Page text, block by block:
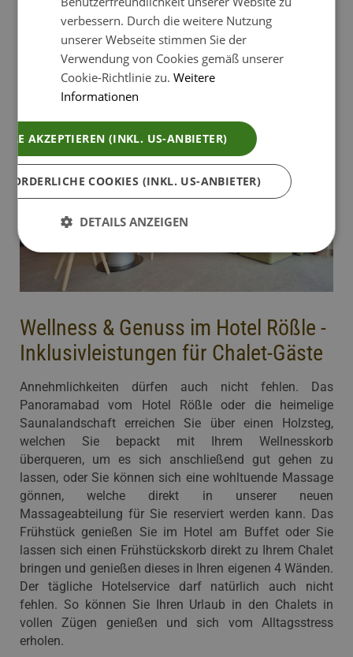
St. Blasien (4. größte Kuppelkirche der Welt), Hans-
Thoma- Museum (Heimatmaler) oder das Tinguely-
Museum in Basel. Das größte Gut ist aber die Natur. Die
Chalets und das Hotel Rößle befinden sich inmitten des
Naturparks Südschwarzwald.
Wellness & Genuss im Hotel Rößle -
Inklusivleistungen für Chalet-Gäste
Annehmlichkeiten dürfen auch nicht fehlen. Das
Panoramabad vom Hotel Rößle oder die heimelige
Saunalandschaft erreichen Sie über einen Holzsteg,
welchen Sie bepackt mit Ihrem Wellnesskorb
überqueren, um es sich anschließend gut gehen zu
lassen, oder Sie können sich eine wohltuende Massage
gönnen, welche direkt in unserer neuen
Massageabteilung für Sie reserviert werden kann. Das
Frühstück genießen Sie im Hotel am Buffet oder Sie
lassen sich einen Frühstückskorb direkt zu Ihrem Chalet
bringen und genießen dieses in Ihren eigenen 4 Wänden.
Der tägliche Hotelservice darf natürlich auch nicht
fehlen. So können Sie Ihren Urlaub in den Chalets in
vollen Zügen genießen und sich vom Alltagsstress
erholen.
verbessern. Durch die weitere Nutzung
unserer Webseite stimmen Sie der
Verwendung von Cookies gemäß unserer
Cookie-Richtlinie zu.Weitere
Informationen
AKZEPTIEREN (INKL. US-ANBIETER)
COOKIES (INKL. US-ANBIETER)
DETAILS ANZEIGEN